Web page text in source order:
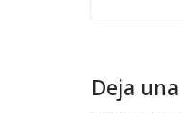
Deja